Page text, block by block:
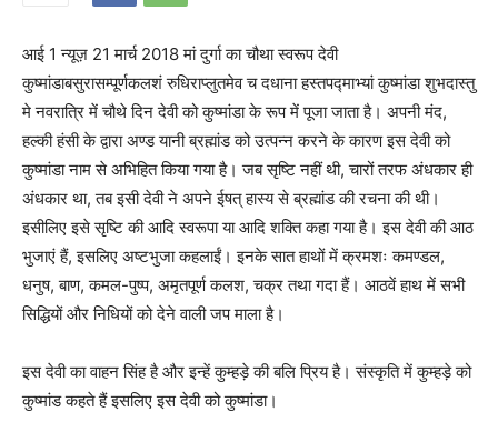
आई 1 न्यूज़ 21 मार्च 2018 मां दुर्गा का चौथा स्वरूप देवी
कुष्मांडाबसुरासम्पूर्णकलशं रुधिराप्लुतमेव च दधाना हस्तपद्माभ्यां कुष्मांडा शुभदास्तु
मे नवरात्रि में चौथे दिन देवी को कुष्मांडा के रूप में पूजा जाता है। अपनी मंद,
हल्की हंसी के द्वारा अण्ड यानी ब्रह्मांड को उत्पन्न करने के कारण इस देवी को
कुष्मांडा नाम से अभिहित किया गया है। जब सृष्टि नहीं थी, चारों तरफ अंधकार ही
अंधकार था, तब इसी देवी ने अपने ईषत्‌ हास्य से ब्रह्मांड की रचना की थी।
इसीलिए इसे सृष्टि की आदि स्वरूपा या आदि शक्ति कहा गया है। इस देवी की आठ
भुजाएं हैं, इसलिए अष्टभुजा कहलाईं। इनके सात हाथों में क्रमशः कमण्डल,
धनुष, बाण, कमल-पुष्प, अमृतपूर्ण कलश, चक्र तथा गदा हैं। आठवें हाथ में सभी
सिद्धियों और निधियों को देने वाली जप माला है।
इस देवी का वाहन सिंह है और इन्हें कुम्हड़े की बलि प्रिय है। संस्कृति में कुम्हड़े को
कुष्मांड कहते हैं इसलिए इस देवी को कुष्मांडा।